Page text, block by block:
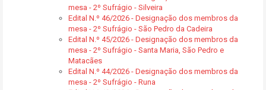
mesa - 2º Sufrágio - Silveira
Edital N.º 46/2026 - Designação dos membros da
mesa - 2º Sufrágio - São Pedro da Cadeira
Edital N.º 45/2026 - Designação dos membros da
mesa - 2º Sufrágio - Santa Maria, São Pedro e
Matacães
Edital N.º 44/2026 - Designação dos membros da
mesa - 2º Sufrágio - Runa